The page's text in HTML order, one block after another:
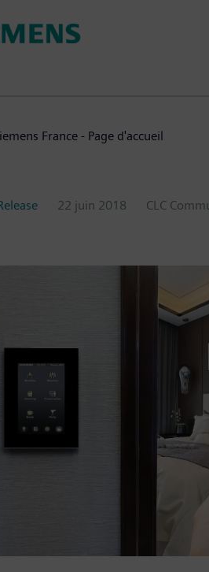
France - Page d'accueil
22 juin 2018 CLC